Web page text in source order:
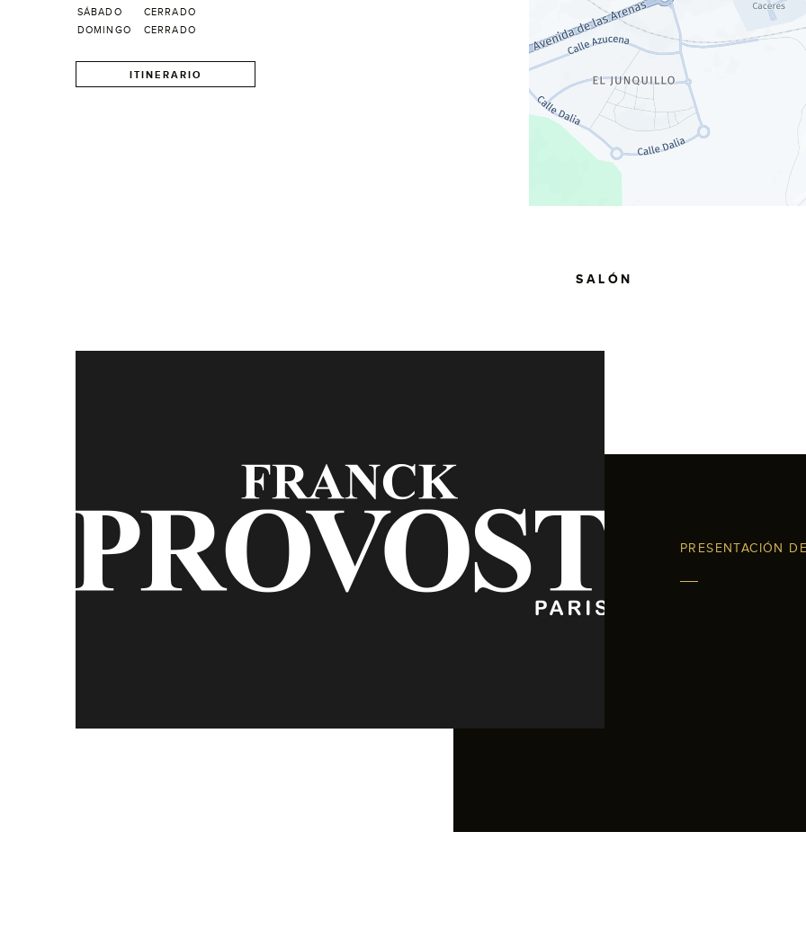
SÁBADO
CERRADO
DOMINGO
CERRADO
ITINERARIO
SALÓN
PRESENTACIÓN